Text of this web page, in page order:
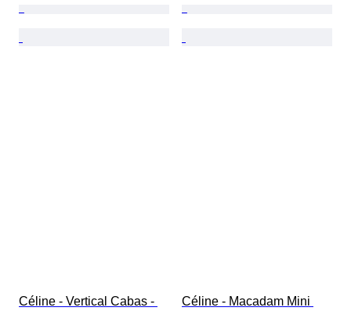
Céline - Vertical Cabas -
Céline - Macadam Mini